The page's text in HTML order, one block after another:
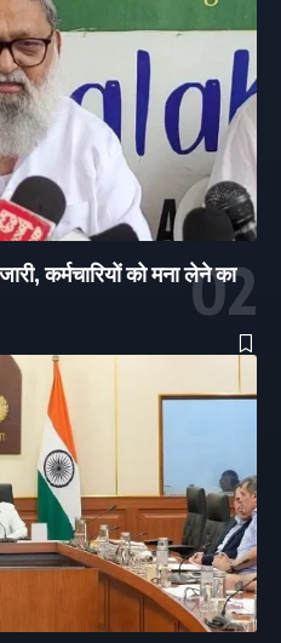
कर्मचारियों को मना लेने का